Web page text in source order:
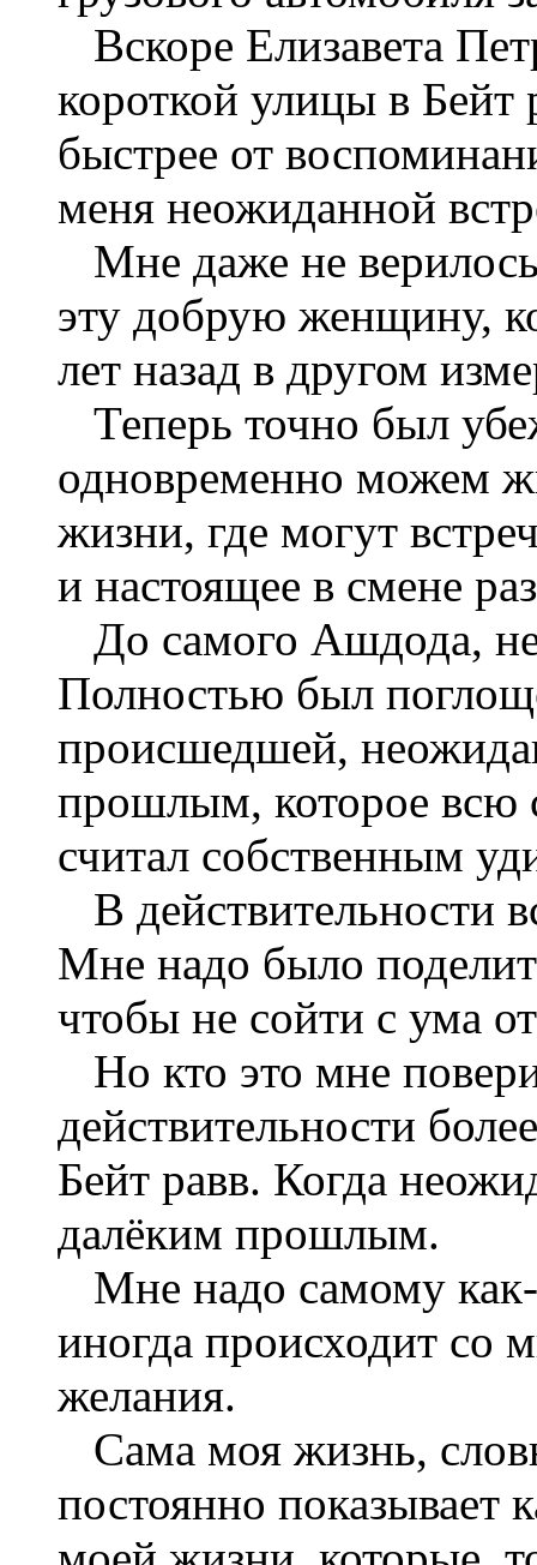
Вскоре Елизавета
короткой улицы в Бейт
быстрее от
меня неожиданной
Мне даже не
эту добрую женщину,
лет назад в другом
Теперь точно был
одновременно можем
жизни, где могут
и настоящее в смене
До самого Ашдода,
Полностью был
происшедшей,
прошлым, которое всю
считал собственным
В действительности
Мне надо было
чтобы не сойти с ума
Но кто это мне
действительности
Бейт равв. Когда
далёким прошлым.
Мне надо самому как-
иногда происходит со
желания.
Сама моя жизнь,
постоянно показывает